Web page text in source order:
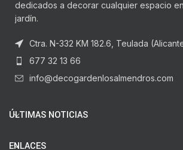
dedicados a decorar cualquier espacio
jardín.
Ctra. N-332 KM 182.6, Teulada
677 32 13 66
info@decogardenlosalmendros.com
ÚLTIMAS NOTICIAS
ENLACES